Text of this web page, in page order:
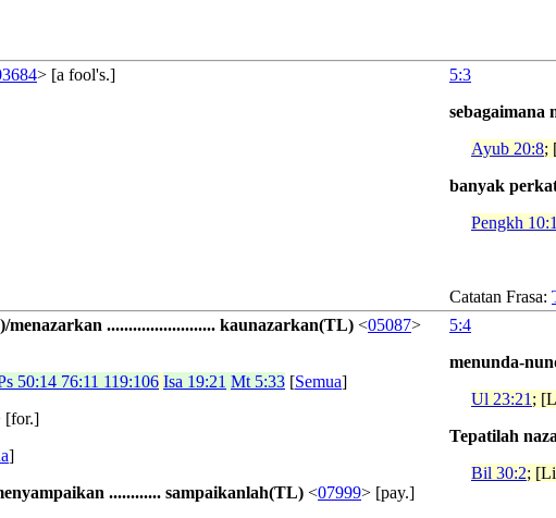
> [a fool's.]
5:3
sebagaimana
Ayub 20:8;
banyak
Pengkh
Catatan Frasa:
menazarkan ......................... kaunazarkan(TL) <05087>
50:14 76:11 119:106 Isa 19:21 Mt 5:33 [Semua]
[for.]
]
............ sampaikanlah(TL) <07999> [pay.]
5:4
menunda-
Ul 23:21 ;
Tepatilah
Bil 30:2;